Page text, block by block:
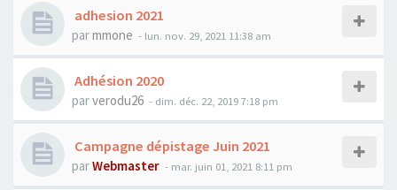
adhesion 2021
parmmone - lun. nov. 29, 2021 11:38 am
Adhésion 2020
parverodu26 - dim. déc. 22, 2019 7:18 pm
Campagne dépistage Juin 2021
parWebmaster - mar. juin 01, 2021 8:11 pm